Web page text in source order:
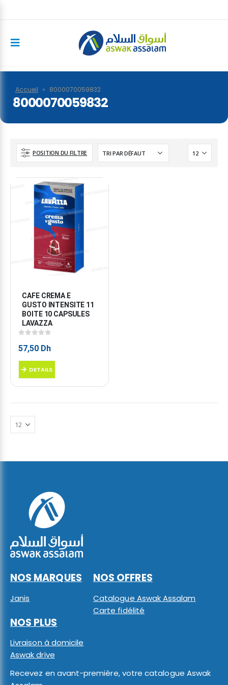
Accueil » 8000070059832
8000070059832
POSITION DU FILTRE
CAFE CREMA E
GUSTO INTENSITE 11
BOITE 10 CAPSULES
LAVAZZA
57,50 Dh
DETAILS
NOS MARQUES
Janis
NOS OFFRES
Catalogue Aswak Assalam
Carte fidélité
NOS PLUS
Livraison à domicile
Aswak drive
Recevez en avant-première, votre catalogue Aswak